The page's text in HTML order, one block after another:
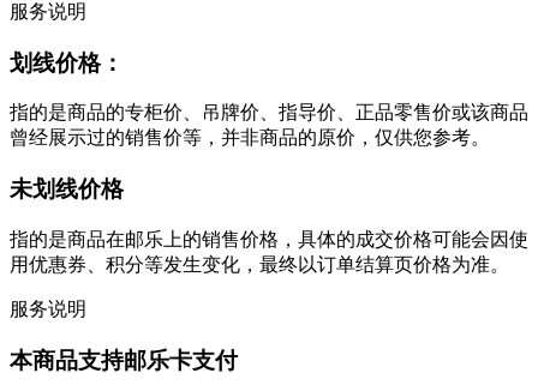
服务说明
划线价格：
指的是商品的专柜价、吊牌价、指导价、正品零售价或该商品
曾经展示过的销售价等，并非商品的原价，仅供您参考。
未划线价格
指的是商品在邮乐上的销售价格，具体的成交价格可能会因使
用优惠券、积分等发生变化，最终以订单结算页价格为准。
服务说明
本商品支持邮乐卡支付